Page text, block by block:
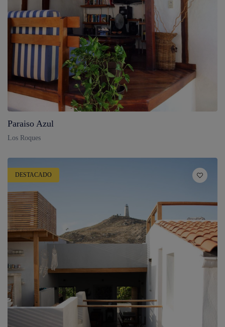
Paraiso Azul
Los Roques
DESTACADO